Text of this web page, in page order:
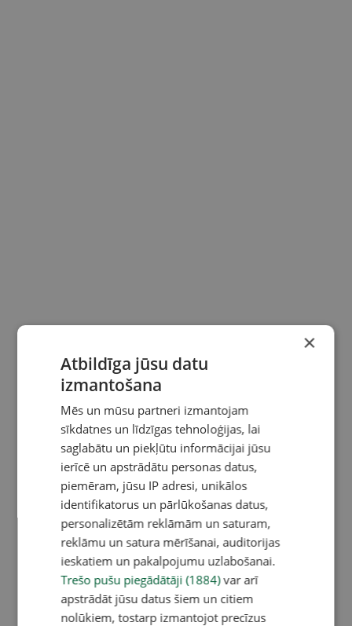
×
Atbildīga jūsu datu
izmantošana
Mēs un mūsu partneri izmantojam
sīkdatnes un līdzīgas tehnoloģijas, lai
saglabātu un piekļūtu informācijai jūsu
ierīcē un apstrādātu personas datus,
piemēram, jūsu IP adresi, unikālos
identifikatorus un pārlūkošanas datus,
personalizētām reklāmām un saturam,
reklāmu un satura mērīšanai, auditorijas
ieskatiem un pakalpojumu uzlabošanai.
Trešo pušu piegādātāji (1884)var arī
apstrādāt jūsu datus šiem un citiem
nolūkiem, tostarp izmantojot precīzus